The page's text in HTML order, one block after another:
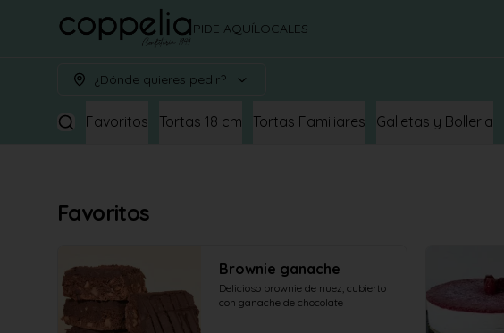
PIDE AQUÍLOCALES
¿Dónde quieres pedir?
Favoritos Tortas 18 cm Tortas Familiares Galletas y Bolleria
Favoritos
Brownie ganache
Delicioso brownie de nuez, cubierto
con ganache de chocolate